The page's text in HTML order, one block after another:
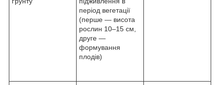
період вегетації
(перше — висота
рослин 10–15 см,
друге —
формування
плодів)